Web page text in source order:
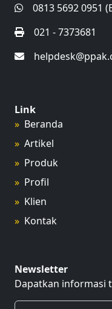
0813 5692 0951
021 - 7373681
Link
Beranda
Artikel
Produk
Profil
Klien
Kontak
Newsletter
Dapatkan informasi